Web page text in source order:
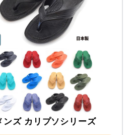
ズ カリプソシリーズ